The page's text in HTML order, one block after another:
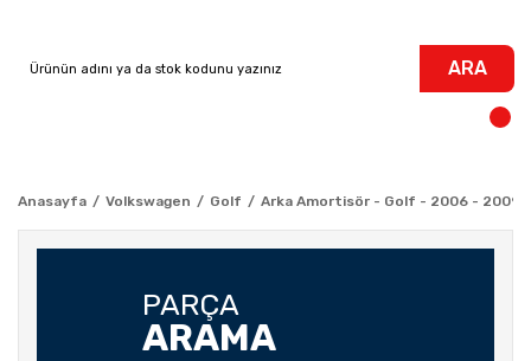
ARA
Anasayfa Volkswagen Golf Arka Amortisör - Golf - 2006 - 2009
PARÇA
ARAMA